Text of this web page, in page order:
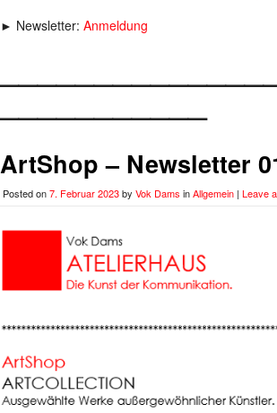
► Newsletter: Anmeldung
___________
ArtShop – Newsletter
Posted on7. Februar 2023by Vok Dams inAllgemein | Leave